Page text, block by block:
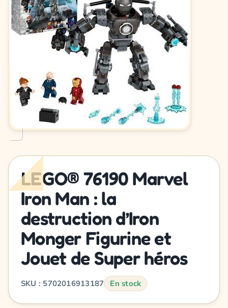
LEGO® 76190 Marvel
Iron Man : la
destruction d’Iron
Monger Figurine et
Jouet de Super héros
SKU : 5702016913187 En stock